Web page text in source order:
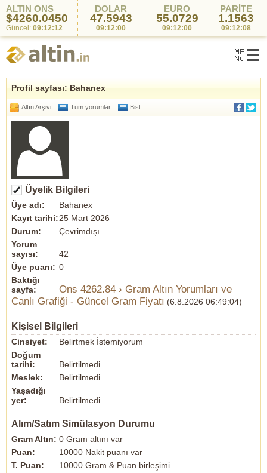
ALTIN ONS
$4260.0450
Güncel: 09:12:12
DOLAR
47.5943
09:12:00
EURO
55.0729
09:12:00
PARİTE
1.1563
09:12:08
Profil sayfası: Bahanex
Altın Arşivi Tüm yorumlar Bist
Üyelik Bilgileri
Üye adı:
Bahanex
Kayıt tarihi:25 Mart 2026
Durum:
Çevrimdışı
Yorum
sayısı:
42
Üye puanı: 0
Baktığı
sayfa:
Ons 4262.84 › Gram Altın Yorumları ve
Canlı Grafiği - Güncel Gram Fiyatı (6.8.2026 06:49:04)
Kişisel Bilgileri
Cinsiyet:
Belirtmek İstemiyorum
Doğum
tarihi:
Belirtilmedi
Meslek:
Belirtilmedi
Yaşadığı
yer:
Belirtilmedi
Alım/Satım Simülasyon Durumu
Gram Altın: 0 Gram altını var
Puan:
10000 Nakit puanı var
T. Puan:
10000 Gram & Puan birleşimi